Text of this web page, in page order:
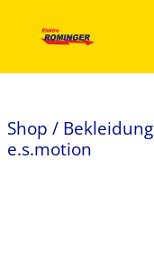
Shop / Bekleidung
e.s.motion